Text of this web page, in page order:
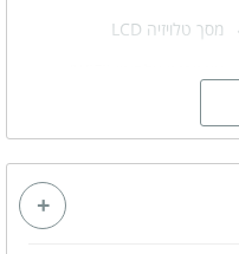
מסך טלויזיה LCD